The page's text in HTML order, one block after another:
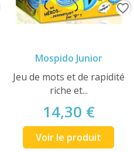
Mospido Junior
Jeu de mots et de rapidité
riche et...
14,30 €
Voir le produit
favorite_border